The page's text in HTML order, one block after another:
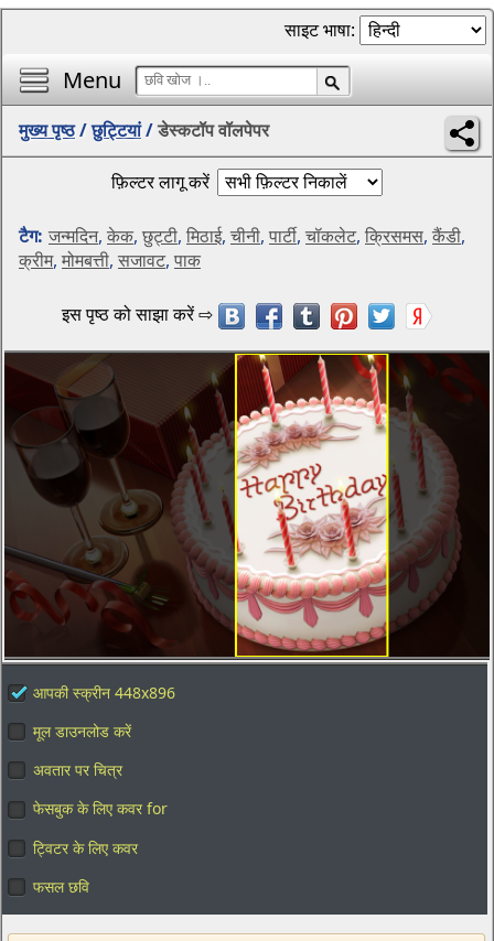
Menu
साइट भाषा:
मुख्य पृष्ठ/छुट्टियां/डेस्कटॉप वॉलपेपर
फ़िल्टर लागू करें
टैग: जन्मदिन, केक, छुट्टी, मिठाई, चीनी, पार्टी, चॉकलेट, क्रिसमस, कैंडी,
क्रीम, मोमबत्ती, सजावट, पाक
आपकी स्क्रीन 448x896
मूल डाउनलोड करें
अवतार पर चित्र
फेसबुक के लिए कवर for
ट्विटर के लिए कवर
फसल छवि